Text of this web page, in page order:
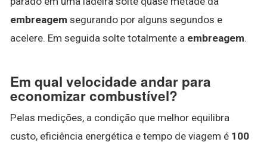
embreagem segurando por alguns segundos e
acelere. Em seguida solte totalmente a embreagem.
Em qual velocidade andar para
economizar combustível?
Pelas medições, a condição que melhor equilibra
custo, eficiência energética e tempo de viagem é 100